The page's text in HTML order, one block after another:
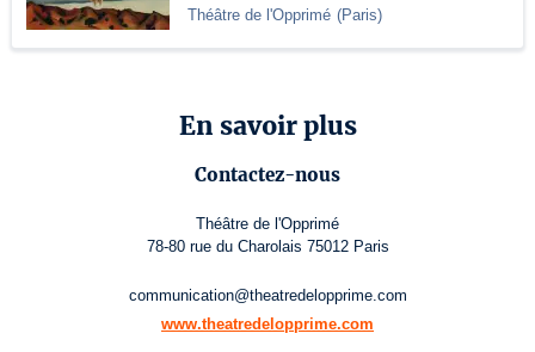
Théâtre de l'Opprimé (Paris)
En savoir plus
Contactez-nous
Théâtre de l'Opprimé
78-80 rue du Charolais 75012 Paris
communication@theatredelopprime.com
www.theatredelopprime.com